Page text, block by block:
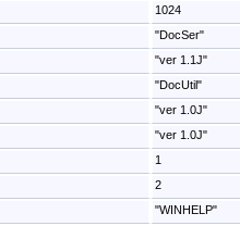
1024
"DocSer"
"ver 1.1J"
"DocUtil"
"ver 1.0J"
"ver 1.0J"
1
2
"WINHELP"